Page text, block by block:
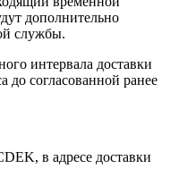
дополнительно
службы.
интервала доставки
до согласованной ранее
в адресе доставки